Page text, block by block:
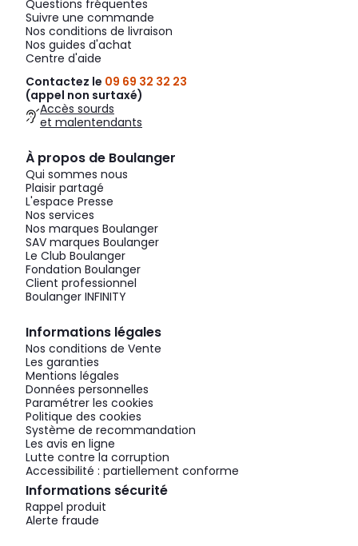
Questions fréquentes
Suivre une commande
Nos conditions de livraison
Nos guides d'achat
Centre d'aide
Contactez le 09 69 32 32 23
(appel non surtaxé)
Accès sourds
et malentendants
À propos de Boulanger
Qui sommes nous
Plaisir partagé
L'espace Presse
Nos services
Nos marques Boulanger
SAV marques Boulanger
Le Club Boulanger
Fondation Boulanger
Client professionnel
Boulanger INFINITY
Informations légales
Nos conditions de Vente
Les garanties
Mentions légales
Données personnelles
Paramétrer les cookies
Politique des cookies
Système de recommandation
Les avis en ligne
Lutte contre la corruption
Accessibilité : partiellement conforme
Informations sécurité
Rappel produit
Alerte fraude